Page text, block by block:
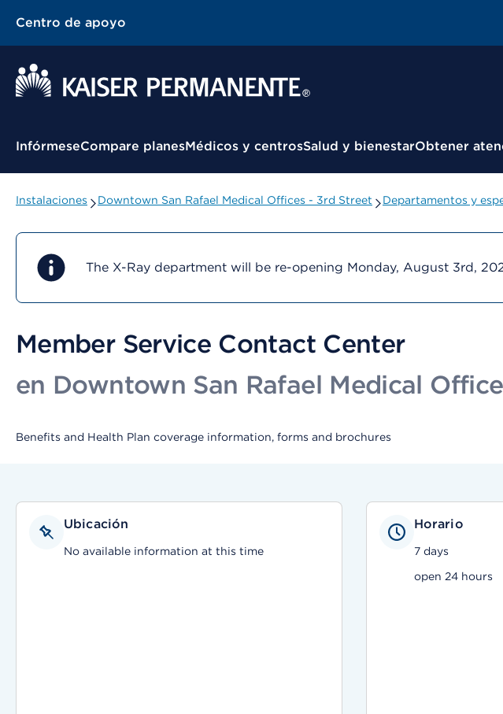
Centro de apoyo
Menú contextual
InfórmeseCompare planesMédicos y centrosSalud y bienestarObtener
Instalaciones Downtown San Rafael Medical Offices - 3rd Street Departamentos y
The X-Ray department will be re-opening Monday, August 3rd,
Member Service Contact Center
en Downtown San Rafael Medical
Benefits and Health Plan coverage information, forms and brochures
Ubicación
No available information at this time
Horario
7 days
open 24 hours